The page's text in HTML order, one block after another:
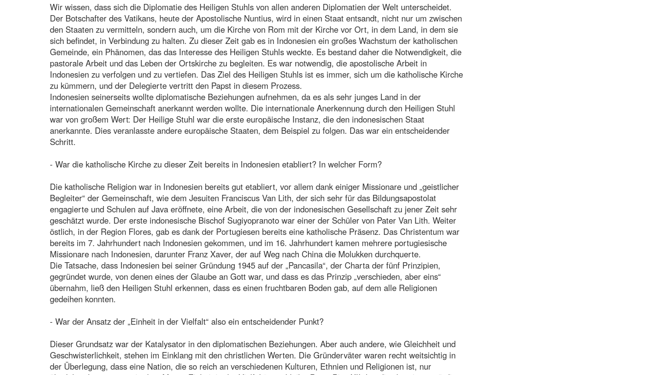
Wir wissen, dass sich die Diplomatie des Heiligen Stuhls von allen anderen Diplomatien der Welt unterscheidet.
Der Botschafter des Vatikans, heute der Apostolische Nuntius, wird in einen Staat entsandt, nicht nur um zwischen
den Staaten zu vermitteln, sondern auch, um die Kirche von Rom mit der Kirche vor Ort, in dem Land, in dem sie
sich befindet, in Verbindung zu halten. Zu dieser Zeit gab es in Indonesien ein großes Wachstum der katholischen
Gemeinde, ein Phänomen, das das Interesse des Heiligen Stuhls weckte. Es bestand daher die Notwendigkeit, die
pastorale Arbeit und das Leben der Ortskirche zu begleiten. Es war notwendig, die apostolische Arbeit in
Indonesien zu verfolgen und zu vertiefen. Das Ziel des Heiligen Stuhls ist es immer, sich um die katholische Kirche
zu kümmern, und der Delegierte vertritt den Papst in diesem Prozess.
Indonesien seinerseits wollte diplomatische Beziehungen aufnehmen, da es als sehr junges Land in der
internationalen Gemeinschaft anerkannt werden wollte. Die internationale Anerkennung durch den Heiligen Stuhl
war von großem Wert: Der Heilige Stuhl war die erste europäische Instanz, die den indonesischen Staat
anerkannte. Dies veranlasste andere europäische Staaten, dem Beispiel zu folgen. Das war ein entscheidender
Schritt.
- War die katholische Kirche zu dieser Zeit bereits in Indonesien etabliert? In welcher Form?
Die katholische Religion war in Indonesien bereits gut etabliert, vor allem dank einiger Missionare und „geistlicher
Begleiter“ der Gemeinschaft, wie dem Jesuiten Franciscus Van Lith, der sich sehr für das Bildungsapostolat
engagierte und Schulen auf Java eröffnete, eine Arbeit, die von der indonesischen Gesellschaft zu jener Zeit sehr
geschätzt wurde. Der erste indonesische Bischof Sugiyopranoto war einer der Schüler von Pater Van Lith. Weiter
östlich, in der Region Flores, gab es dank der Portugiesen bereits eine katholische Präsenz. Das Christentum war
bereits im 7. Jahrhundert nach Indonesien gekommen, und im 16. Jahrhundert kamen mehrere portugiesische
Missionare nach Indonesien, darunter Franz Xaver, der auf Weg nach China die Molukken durchquerte.
Die Tatsache, dass Indonesien bei seiner Gründung 1945 auf der „Pancasila“, der Charta der fünf Prinzipien,
gegründet wurde, von denen eines der Glaube an Gott war, und dass es das Prinzip „verschieden, aber eins“
übernahm, ließ den Heiligen Stuhl erkennen, dass es einen fruchtbaren Boden gab, auf dem alle Religionen
gedeihen konnten.
- War der Ansatz der „Einheit in der Vielfalt“ also ein entscheidender Punkt?
Dieser Grundsatz war der Katalysator in den diplomatischen Beziehungen. Aber auch andere, wie Gleichheit und
Geschwisterlichkeit, stehen im Einklang mit den christlichen Werten. Die Gründerväter waren recht weitsichtig in
der Überlegung, dass eine Nation, die so reich an verschiedenen Kulturen, Ethnien und Religionen ist, nur